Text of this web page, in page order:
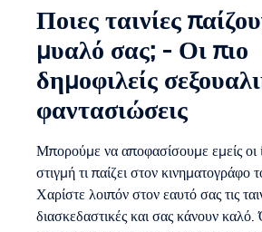
Ποιες ταινίες
μυαλό σας; - Οι πιο
δημοφιλείς
φαντασιώσεις
Μπορούμε να αποφασίσουμε εμείς οι
στιγμή τι παίζει στον κινηματογράφο
Χαρίστε λοιπόν στον εαυτό σας τις
διασκεδαστικές και σας κάνουν